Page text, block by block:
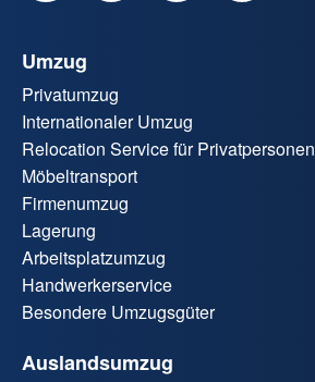
Umzug
Privatumzug
Internationaler Umzug
Relocation Service für Privatpersonen
Möbeltransport
Firmenumzug
Lagerung
Arbeitsplatzumzug
Handwerkerservice
Besondere Umzugsgüter
Auslandsumzug